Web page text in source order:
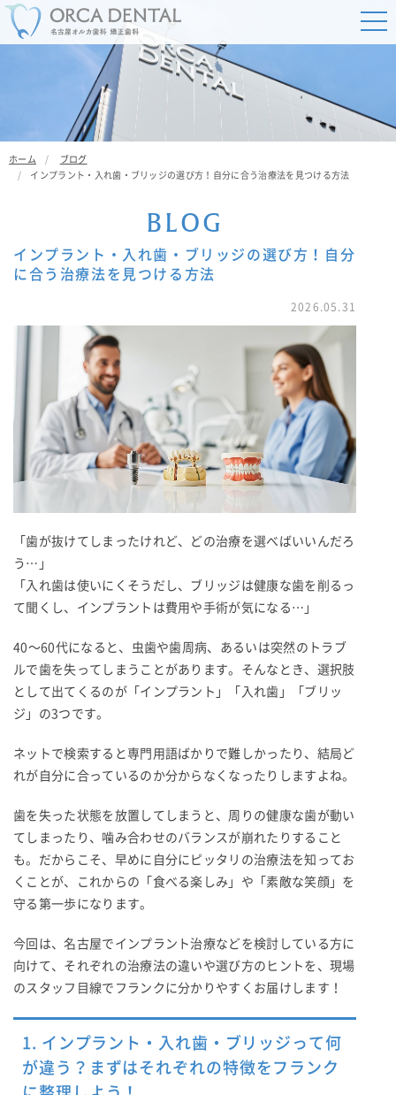
ホーム
ブログ
インプラント・入れ歯・ブリッジの選び方！自分に合う治療法を見つける方法
BLOG
インプラント・入れ歯・ブリッジの選び方！自分
に合う治療法を見つける方法
2026.05.31
「歯が抜けてしまったけれど、どの治療を選べばいいんだろ
う…」
「入れ歯は使いにくそうだし、ブリッジは健康な歯を削るっ
て聞くし、インプラントは費用や手術が気になる…」
40〜60代になると、虫歯や歯周病、あるいは突然のトラブ
ルで歯を失ってしまうことがあります。そんなとき、選択肢
として出てくるのが「インプラント」「入れ歯」「ブリッ
ジ」の3つです。
ネットで検索すると専門用語ばかりで難しかったり、結局ど
れが自分に合っているのか分からなくなったりしますよね。
歯を失った状態を放置してしまうと、周りの健康な歯が動い
てしまったり、噛み合わせのバランスが崩れたりすること
も。だからこそ、早めに自分にピッタリの治療法を知ってお
くことが、これからの「食べる楽しみ」や「素敵な笑顔」を
守る第一歩になります。
今回は、名古屋でインプラント治療などを検討している方に
向けて、それぞれの治療法の違いや選び方のヒントを、現場
のスタッフ目線でフランクに分かりやすくお届けします！
1. インプラント・入れ歯・ブリッジって何
が違う？まずはそれぞれの特徴をフランク